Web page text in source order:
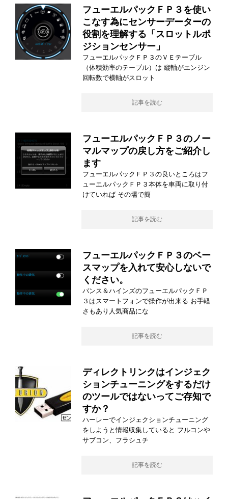
フューエルパックＦＰ３を使い
こなす為にセンサーデーターの
役割を理解する「スロットルポ
ジションセンサー」
フューエルパックＦＰ３のＶＥテーブル
（体積効率のテーブル）は 縦軸がエンジン
回転数で横軸がスロット
記事を読む
フューエルパックＦＰ３のノー
マルマップの戻し方をご紹介し
ます
フューエルパックＦＰ３の良いところはフ
ューエルパックＦＰ３本体を車両に取り付
けていれば その場で簡
記事を読む
フューエルパックＦＰ３のベー
スマップを入れて安心しないで
ください。
バンス＆ハインズのフューエルパックＦＰ
３はスマートフォンで操作が出来る お手軽
さもあり人気商品にな
記事を読む
ディレクトリンクはインジェク
ションチューニングをするだけ
のツールではないってご存知で
すか？
ハーレーでインジェクションチューニング
をしようと情報収集していると フルコンや
サブコン、フラシュチ
記事を読む